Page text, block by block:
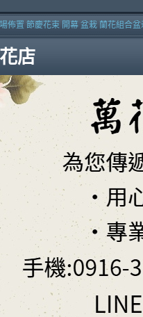
店
佈置 節慶花束 開幕 盆栽 蘭花組合